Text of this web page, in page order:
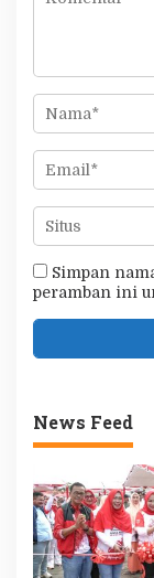
Simpan
peramban ini
News Feed